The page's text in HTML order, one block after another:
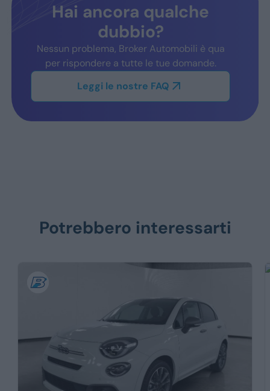
Hai ancora qualche
dubbio?
Nessun problema, Broker Automobili è qua
per rispondere a tutte le tue domande.
Leggi le nostre FAQ
Potrebbero interessarti